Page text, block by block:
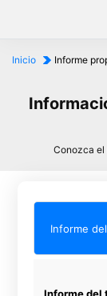
Inicio Informe
Conozca el
Informe